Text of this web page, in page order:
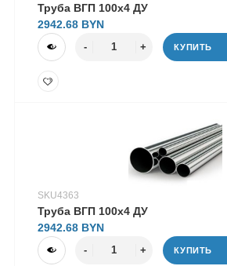
Труба ВГП 100х4 ДУ
2942.68
КУПИТЬ
SKU4363
Труба ВГП 100х4 ДУ
2942.68
КУПИТЬ